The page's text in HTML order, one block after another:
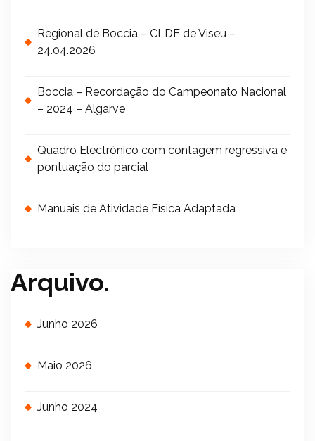
Regional de Boccia – CLDE de Viseu –
24.04.2026
Boccia – Recordação do Campeonato Nacional
– 2024 – Algarve
Quadro Electrónico com contagem regressiva e
pontuação do parcial
Manuais de Atividade Física Adaptada
Arquivo.
Junho 2026
Maio 2026
Junho 2024